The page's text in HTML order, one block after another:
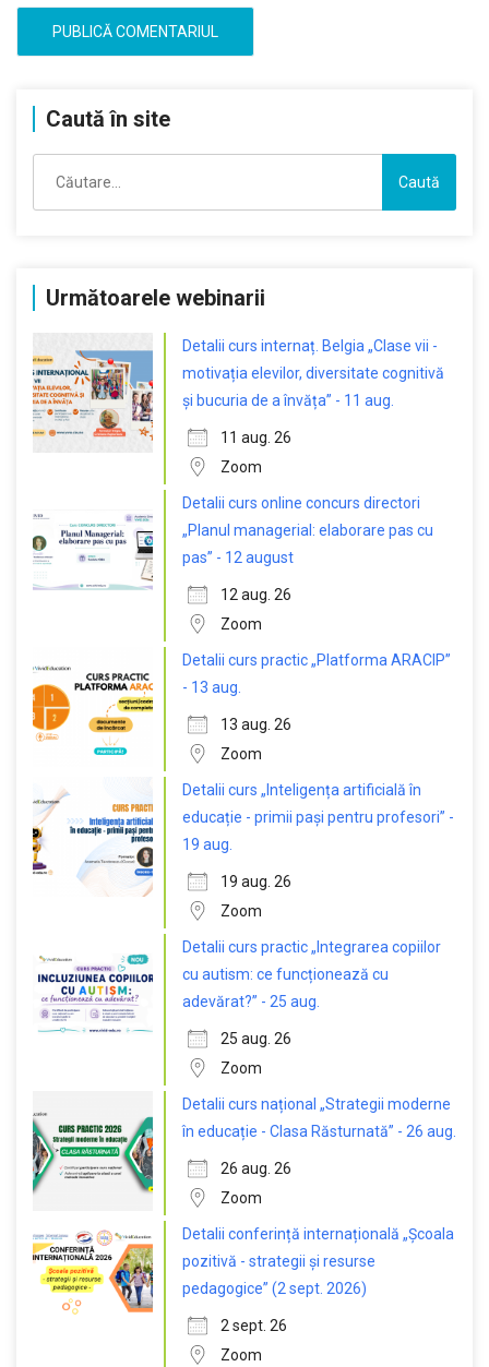
Caută în site
după:
Următoarele webinarii
Detalii curs internaț. Belgia „Clase vii -
motivația elevilor, diversitate cognitivă
și bucuria de a învăța” - 11 aug.
11 aug. 26
Zoom
Detalii curs online concurs directori
„Planul managerial: elaborare pas cu
pas” - 12 august
12 aug. 26
Zoom
Detalii curs practic „Platforma ARACIP”
- 13 aug.
13 aug. 26
Zoom
Detalii curs „Inteligența artificială în
educație - primii pași pentru profesori” -
19 aug.
19 aug. 26
Zoom
Detalii curs practic „Integrarea copiilor
cu autism: ce funcționează cu
adevărat?” - 25 aug.
25 aug. 26
Zoom
Detalii curs național „Strategii moderne
în educație - Clasa Răsturnată” - 26 aug.
26 aug. 26
Zoom
Detalii conferință internațională „Școala
pozitivă - strategii și resurse
pedagogice” (2 sept. 2026)
2 sept. 26
Zoom